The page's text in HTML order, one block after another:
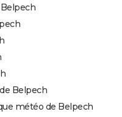
Belpech
météo de Belpech